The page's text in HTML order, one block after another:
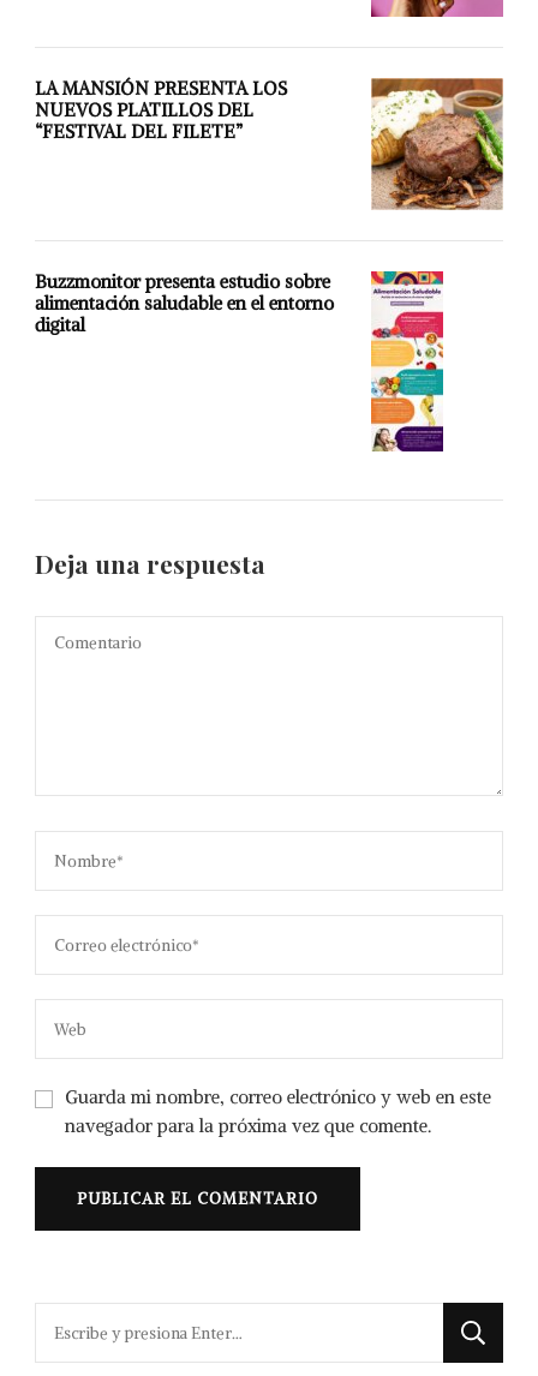
LA MANSIÓN PRESENTA LOS
NUEVOS PLATILLOS DEL
“FESTIVAL DEL FILETE”
Buzzmonitor presenta estudio sobre
alimentación saludable en el entorno
digital
Deja una respuesta
Guarda mi nombre, correo electrónico y web en este
navegador para la próxima vez que comente.